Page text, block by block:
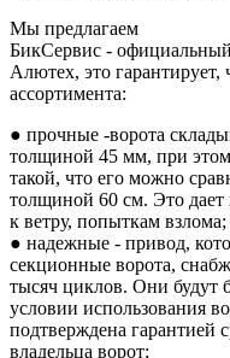
Мы предлагаем
БикСервис -
Алютех, это гарантирует,
ассортимента:
● прочные -ворота
толщиной 45 мм, при
такой, что его можно
толщиной 60 см. Это дает
к ветру, попыткам взлома;
● надежные - привод,
секционные ворота,
тысяч циклов. Они будут
условии использования
подтверждена гарантией
владельца ворот;